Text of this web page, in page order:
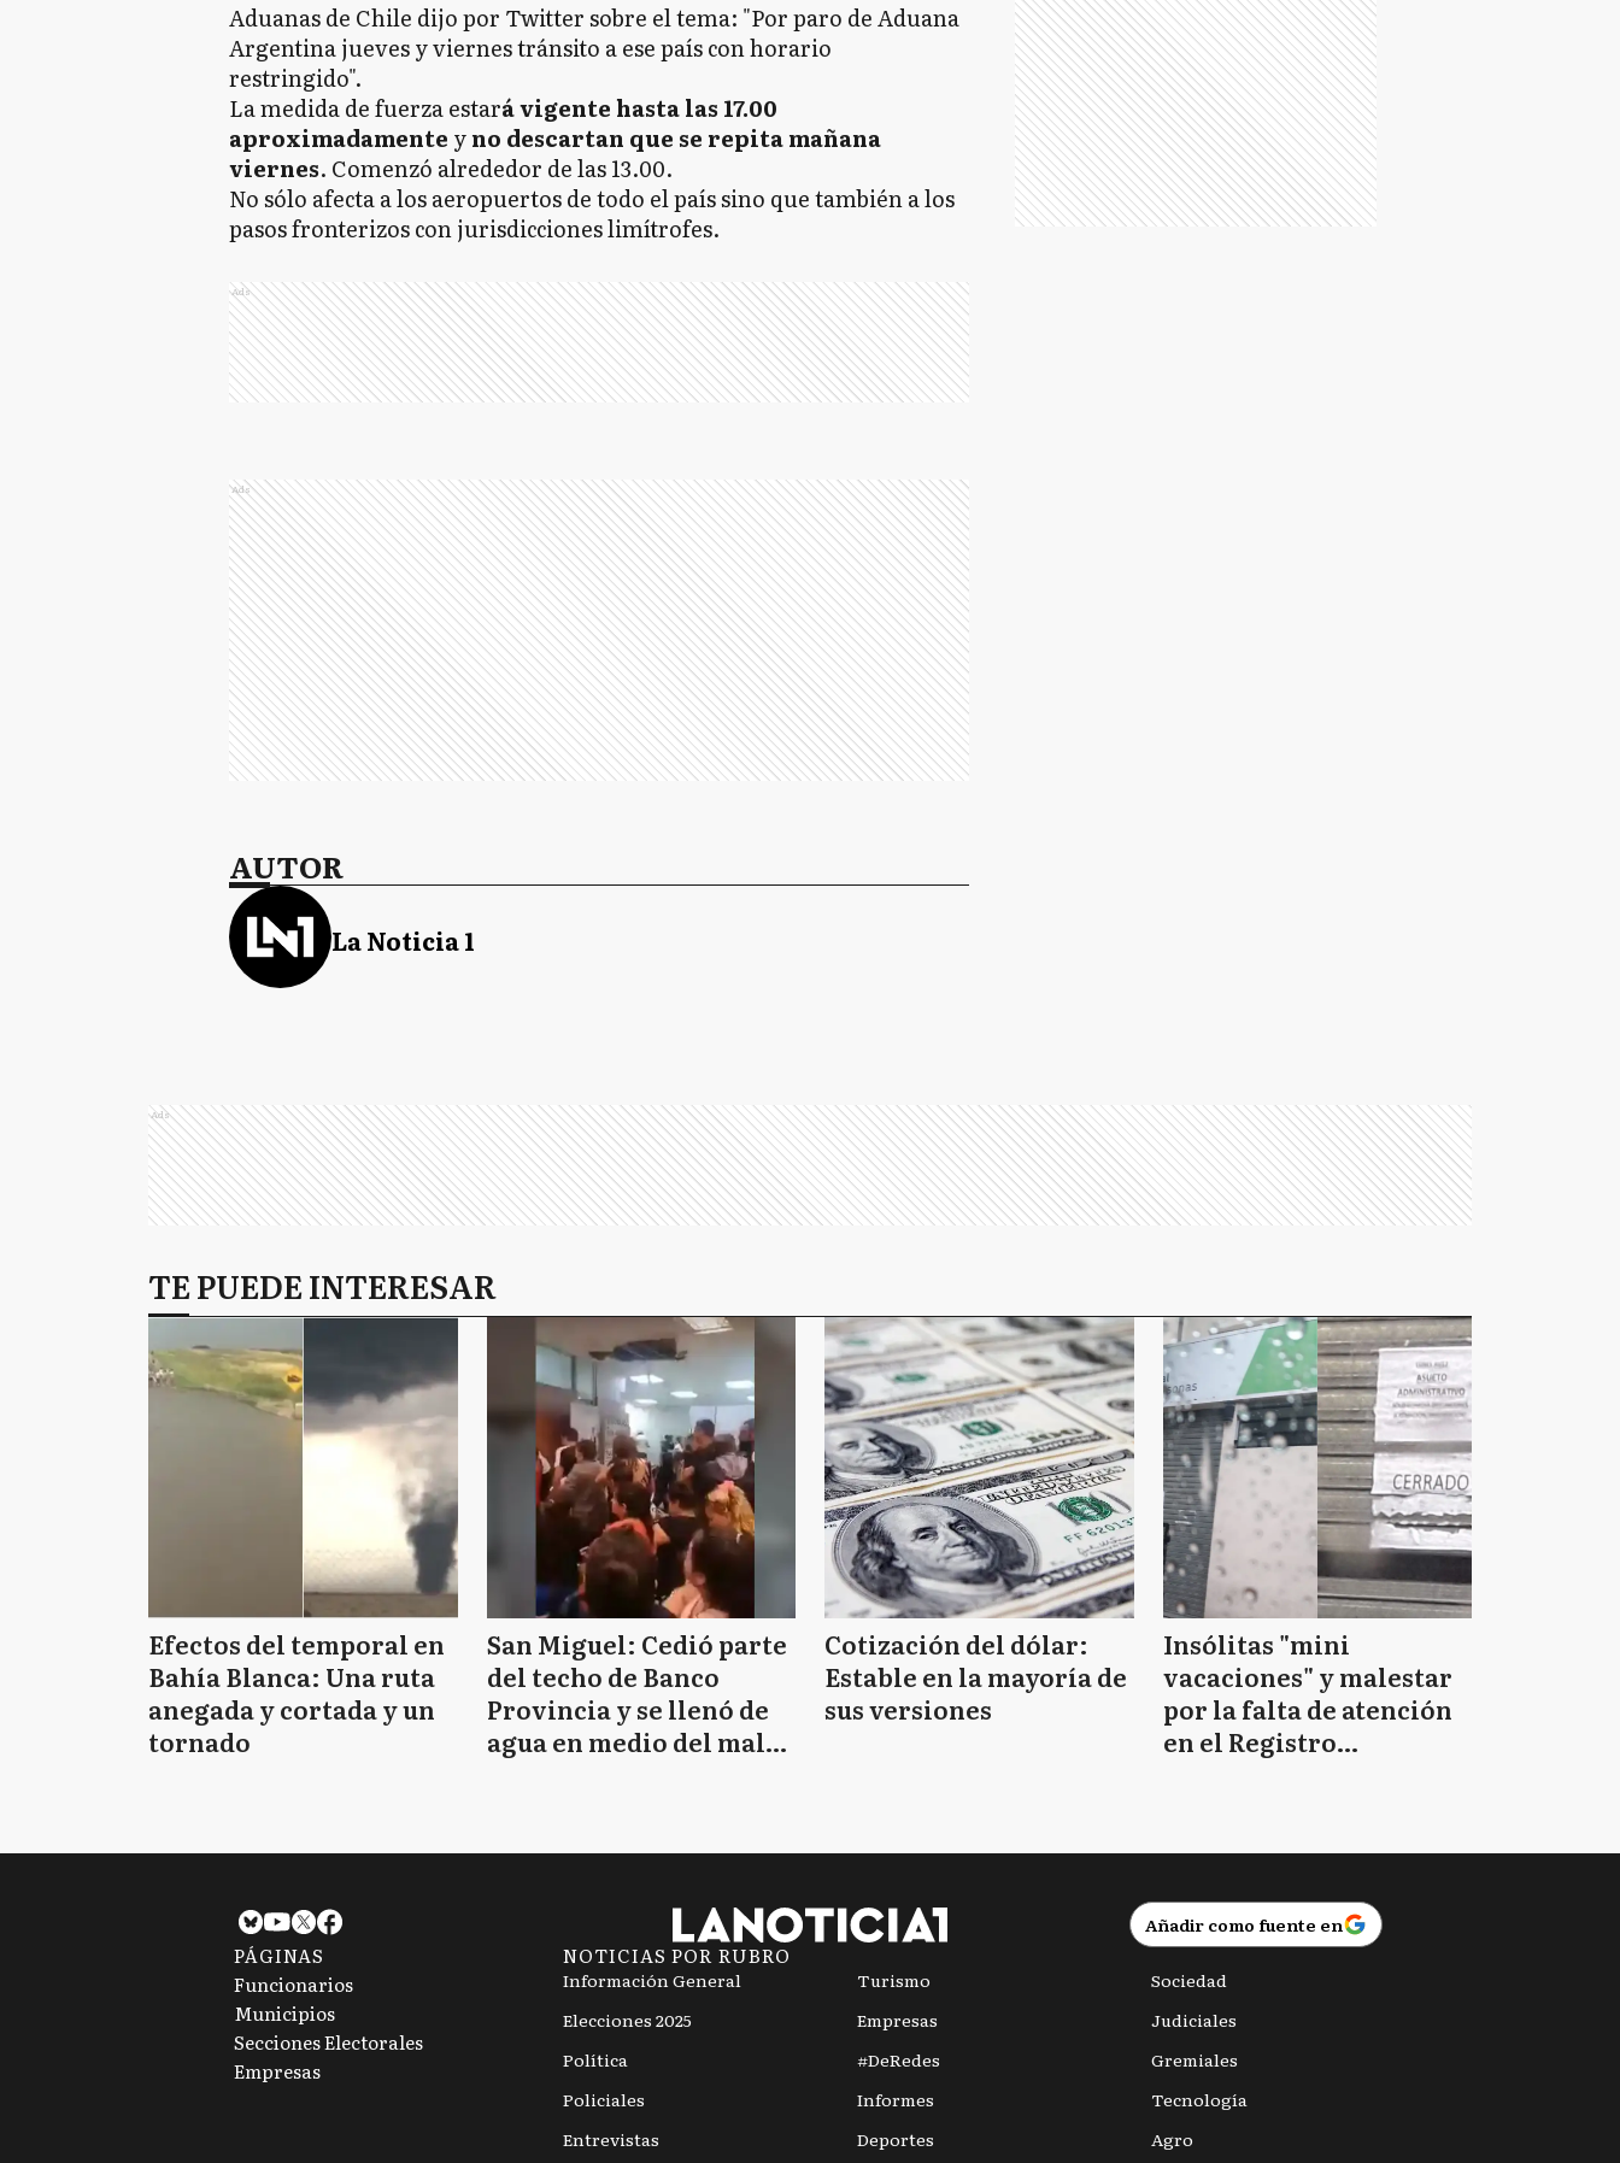
Aduanas de Chile dijo por Twitter sobre el tema: "Por paro de Aduana
Argentina jueves y viernes tránsito a ese país con horario
restringido".
La medida de fuerza estará vigente hasta las 17.00
aproximadamente yno descartan que se repita mañana
viernes. Comenzó alrededor de las 13.00.
No sólo afecta a los aeropuertos de todo el país sino que también a los
pasos fronterizos con jurisdicciones limítrofes.
Ads
Ads
AUTOR
La Noticia 1
Ads
TE PUEDE INTERESAR
Efectos del temporal en
Bahía Blanca: Una ruta
anegada y cortada y un
tornado
San Miguel: Cedió parte
del techo de Banco
Provincia y se llenó de
agua en medio del mal
Cotización del dólar:
Estable en la mayoría de
sus versiones
Insólitas "mini
vacaciones" y malestar
por la falta de atención
en el Registro
Añadir como fuente en
PÁGINAS
Funcionarios
Municipios
Secciones Electorales
Empresas
NOTICIAS POR RUBRO
Información General
Elecciones 2025
Política
Policiales
Entrevistas
Turismo
Empresas
#DeRedes
Informes
Deportes
Sociedad
Judiciales
Gremiales
Tecnología
Agro